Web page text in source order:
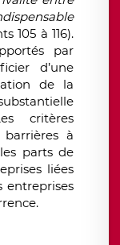
105 à 116).
par
d’une
de la
critères
à
parts de
liées
entreprises